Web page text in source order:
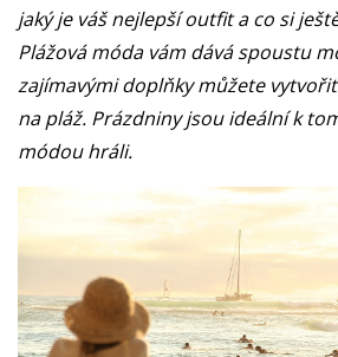
jaký je váš nejlepší outfit a co si
Plážová móda vám dává spoustu
zajímavými doplňky můžete
na pláž. Prázdniny jsou ideální k
módou hráli.